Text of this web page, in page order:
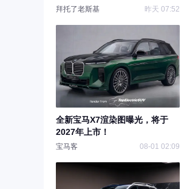
配置够旗舰吗？
拜托了老斯基 昨天 07:52
全新宝马X7渲染图曝光，将于
2027年上市！
宝马客 08-01 02:09